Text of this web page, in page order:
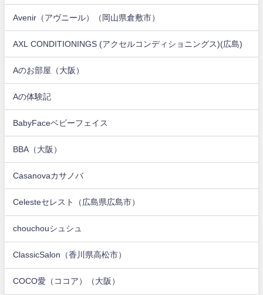
Avenir（アヴニール）（岡山県倉敷市）
AXL CONDITIONINGS (アクセルコンディショニングス)(広島)
Aのお部屋（大阪）
Aの体験記
BabyFaceベビーフェイス
BBA（大阪）
Casanovaカサノバ
Celesteセレスト（広島県広島市）
chouchouシュシュ
ClassicSalon（香川県高松市）
COCO愛（ココア）（大阪）